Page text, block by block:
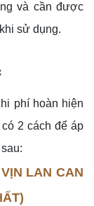
và cần được
sử dụng.
phí hoàn hiện
2 cách để áp
LAN CAN